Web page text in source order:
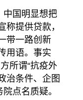
中国明显想把
称提供贷款，
带一路创新
用语。事实
所谓“抗疫外
治条件、企图
点名质疑。